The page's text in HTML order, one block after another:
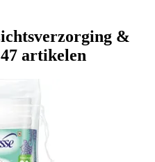
&
artikelen